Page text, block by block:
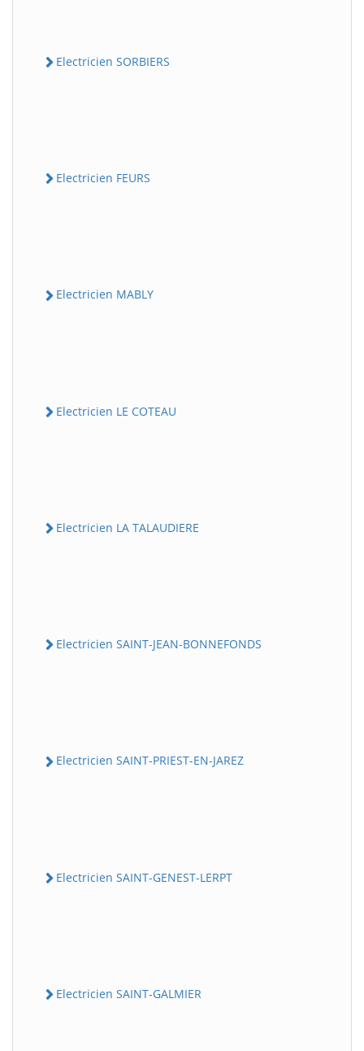
Electricien SORBIERS
Electricien FEURS
Electricien MABLY
Electricien LE COTEAU
Electricien LA TALAUDIERE
Electricien SAINT-JEAN-BONNEFONDS
Electricien SAINT-PRIEST-EN-JAREZ
Electricien SAINT-GENEST-LERPT
Electricien SAINT-GALMIER